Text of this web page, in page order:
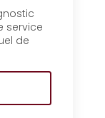
service
de